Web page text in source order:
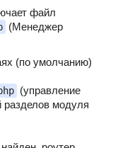
файл
(Менеджер
(по умолчанию)
(управление
разделов модуля